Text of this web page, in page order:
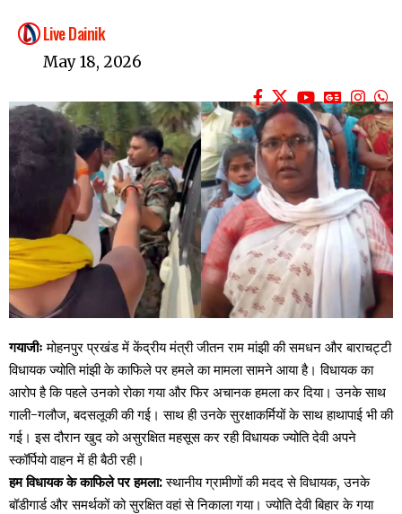
Live Dainik
May 18, 2026
गयाजीः मोहनपुर प्रखंड में केंद्रीय मंत्री जीतन राम मांझी की समधन और बाराचट्टी
विधायक ज्योति मांझी के काफिले पर हमले का मामला सामने आया है। विधायक का
आरोप है कि पहले उनको रोका गया और फिर अचानक हमला कर दिया। उनके साथ
गाली-गलौज, बदसलूकी की गई। साथ ही उनके सुरक्षाकर्मियों के साथ हाथापाई भी की
गई। इस दौरान खुद को असुरक्षित महसूस कर रही विधायक ज्योति देवी अपने
स्कॉर्पियो वाहन में ही बैठी रही।
हम विधायक के काफिले पर हमला:स्थानीय ग्रामीणों की मदद से विधायक, उनके
बॉडीगार्ड और समर्थकों को सुरक्षित वहां से निकाला गया। ज्योति देवी बिहार के गया